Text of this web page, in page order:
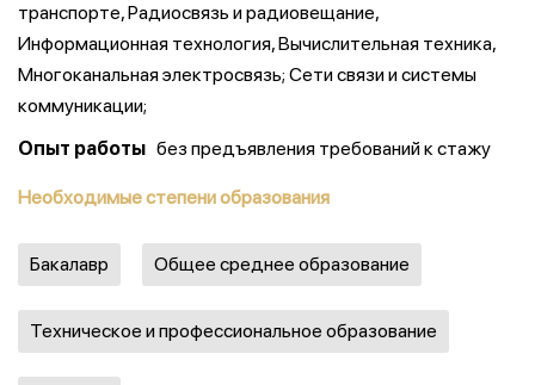
транспорте, Радиосвязь и радиовещание,
Информационная технология, Вычислительная техника,
Многоканальная электросвязь; Сети связи и системы
коммуникации;
Опыт работы без предъявления требований к стажу
Необходимые степени образования
Бакалавр Общее среднее образование
Техническое и профессиональное образование